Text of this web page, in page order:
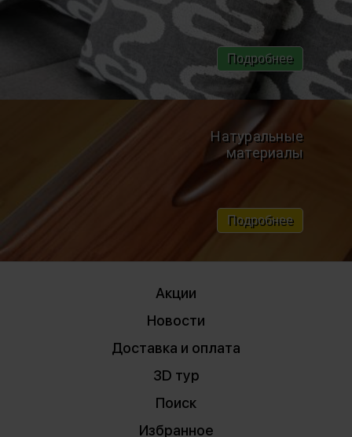
Подробнее
Натуральные
материалы
Подробнее
Акции
Новости
Доставка и оплата
3D тур
Поиск
Избранное